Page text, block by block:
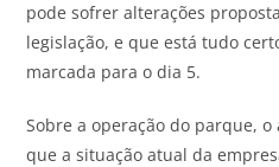
pode sofrer alterações
legislação, e que está tudo
marcada para o dia 5.
Sobre a operação do parque,
que a situação atual da